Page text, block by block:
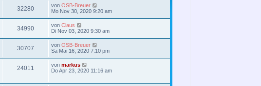
32280 von OSB-Breuer
Mo Nov 30, 2020 9:20 am
34990 von Claus
Di Nov 03, 2020 9:30 am
30707 von OSB-Breuer
Sa Mai 16, 2020 7:10 pm
24011 von markus
Do Apr 23, 2020 11:16 am